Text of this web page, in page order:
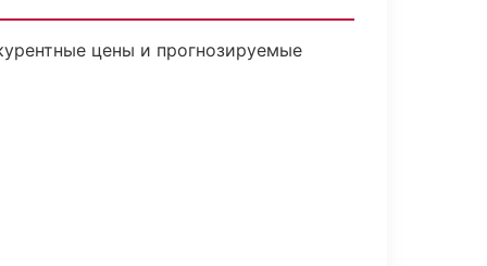
цены и прогнозируемые